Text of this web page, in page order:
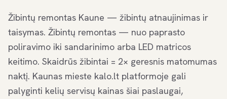
Žibintų remontas Kaune — žibintų atnaujinimas ir
taisymas. Žibintų remontas — nuo paprasto
poliravimo iki sandarinimo arba LED matricos
keitimo. Skaidrūs žibintai = 2× geresnis matomumas
naktį. Kaunas mieste kalo.lt platformoje gali
palyginti kelių servisų kainas šiai paslaugai,